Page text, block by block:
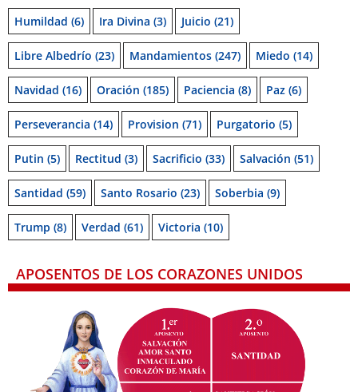
Humildad (6) Ira Divina (3) Juicio (21)
Libre Albedrío (23) Mandamientos (247) Miedo (14)
Navidad (16) Oración (185) Paciencia (8) Paz (6)
Perseverancia (14) Provision (71) Purgatorio (5)
Putin (5) Rectitud (3) Sacrificio (33) Salvación (51)
Santidad (59) Santo Rosario (23) Soberbia (9)
Trump (8) Verdad (61) Victoria (10)
APOSENTOS DE LOS CORAZONES UNIDOS